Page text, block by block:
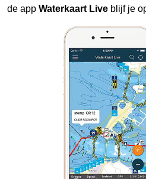
de app Waterkaart Live blijf je